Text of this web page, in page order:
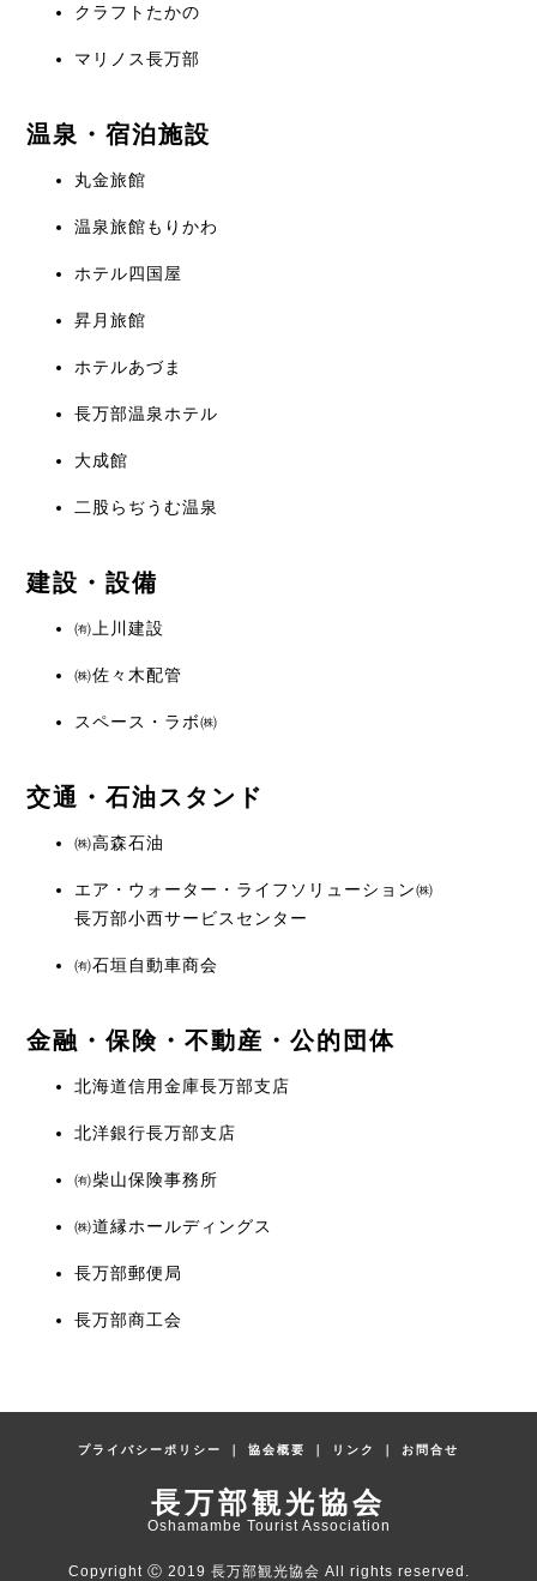
クラフトたかの
マリノス長万部
温泉・宿泊施設
丸金旅館
温泉旅館もりかわ
ホテル四国屋
昇月旅館
ホテルあづま
長万部温泉ホテル
大成館
二股らぢうむ温泉
建設・設備
㈲上川建設
㈱佐々木配管
スペース・ラボ㈱
交通・石油スタンド
㈱高森石油
エア・ウォーター・ライフソリューション㈱
長万部小西サービスセンター
㈲石垣自動車商会
金融・保険・不動産・公的団体
北海道信用金庫長万部支店
北洋銀行長万部支店
㈲柴山保険事務所
㈱道縁ホールディングス
長万部郵便局
長万部商工会
プライバシーポリシー 協会概要 リンク お問合せ
長万部観光協会
Oshamambe Tourist Association
Copyright Ⓒ 2019 長万部観光協会 All rights reserved.